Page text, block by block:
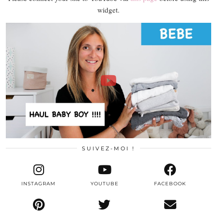
widget.
SUIVEZ-MOI !
INSTAGRAM FACEBOOK
YOUTUBE